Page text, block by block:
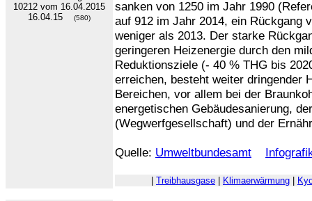
16.04.15 (580)
sanken von 1250 im Jahr 1990
auf 912 im Jahr 2014, ein Rückgang
weniger als 2013. Der starke
geringeren Heizenergie durch den
Reduktionsziele (- 40 % THG bis
erreichen, besteht weiter dringender
Bereichen, vor allem bei der
energetischen Gebäudesanierung,
(Wegwerfgesellschaft) und der
Quelle: Umweltbundesamt
Treibhausgase Klimaerwärmung